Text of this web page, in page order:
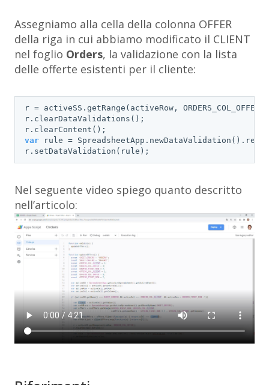
Assegniamo alla cella della colonna OFFER
della riga in cui abbiamo modificato il CLIENT
nel foglio Orders, la validazione con la lista
delle offerte esistenti per il cliente:
r = activeSS.getRange(activeRow,
r.clearDataValidations();
var rule =
r.setDataValidation(rule);
Nel seguente video spiego quanto descritto
nell’articolo: